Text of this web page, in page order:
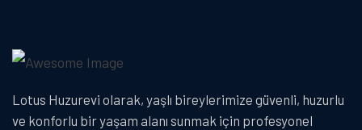
Lotus Huzurevi olarak, yaşlı bireylerimize güvenli, huzurlu
ve konforlu bir yaşam alanı sunmak için profesyonel